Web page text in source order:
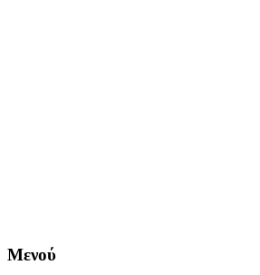
Μενού